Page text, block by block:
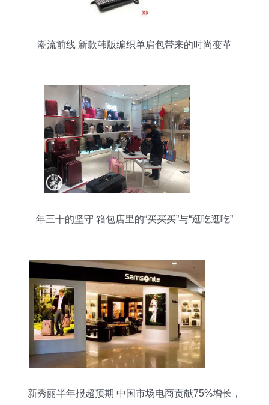
潮流前线 新款韩版编织单肩包带来的时尚变革
年三十的坚守 箱包店里的“买买买”与“逛吃逛吃”
新秀丽半年报超预期 中国市场电商贡献75%增长，